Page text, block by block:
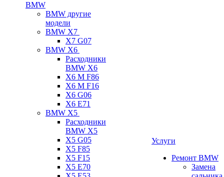
BMW
BMW другие
модели
BMW X7
X7 G07
BMW X6
Расходники
BMW X6
X6 M F86
X6 M F16
X6 G06
X6 E71
BMW X5
Расходники
BMW X5
X5 G05
X5 F85
X5 F15
X5 E70
Услуги
Ремонт BMW
Замена